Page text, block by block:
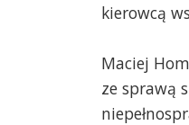
kierowcą
Maciej
ze sprawą